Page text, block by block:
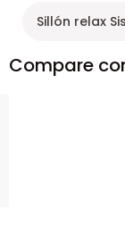
Sillón relax
Compare